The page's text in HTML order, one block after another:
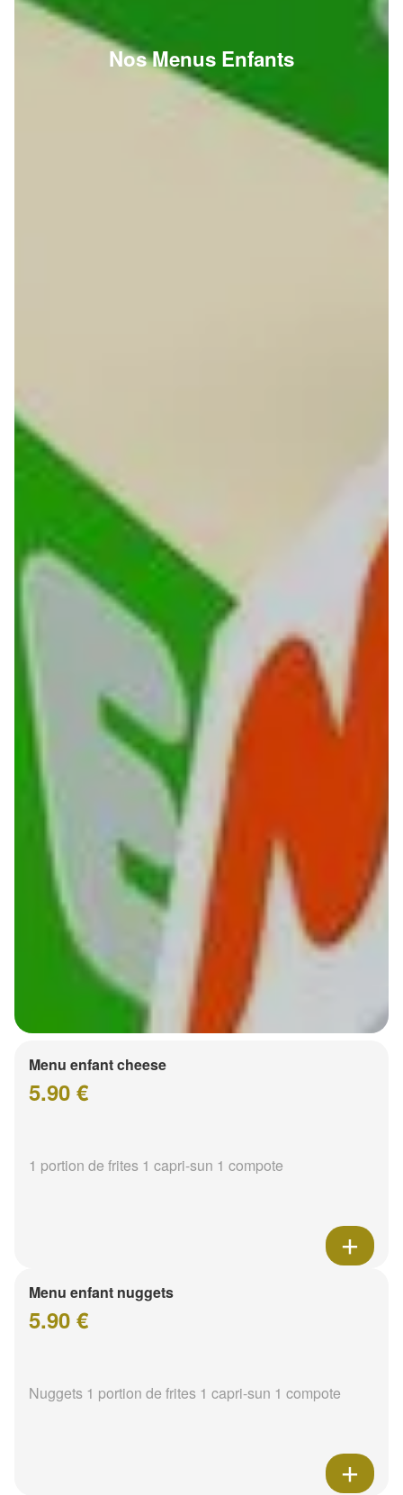
Nos Menus Enfants
Menu enfant cheese
5.90 €
1 portion de frites 1 capri-sun 1 compote
Menu enfant nuggets
5.90 €
Nuggets 1 portion de frites 1 capri-sun 1 compote